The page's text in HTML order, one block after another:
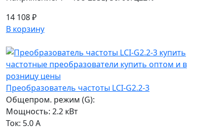
14 108 ₽
В корзину
Преобразователь частоты LCI-G2.2-3
Общепром. режим (G):
Мощность: 2.2 кВт
Ток: 5.0 А